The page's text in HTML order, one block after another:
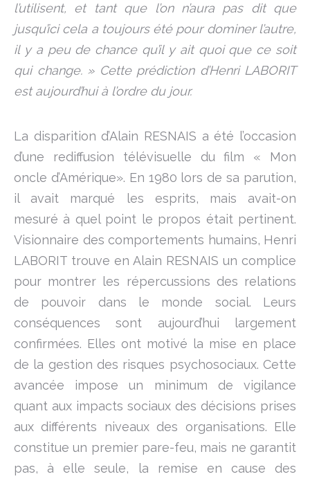
l’utilisent, et tant que l’on n’aura pas dit que
jusqu’ici cela a toujours été pour dominer l’autre,
il y a peu de chance qu’il y ait quoi que ce soit
qui change. » Cette prédiction d’Henri LABORIT
est aujourd’hui à l’ordre du jour.
La disparition d’Alain RESNAIS a été l’occasion
d’une rediffusion télévisuelle du film « Mon
oncle d’Amérique». En 1980 lors de sa parution,
il avait marqué les esprits, mais avait-on
mesuré à quel point le propos était pertinent.
Visionnaire des comportements humains, Henri
LABORIT trouve en Alain RESNAIS un complice
pour montrer les répercussions des relations
de pouvoir dans le monde social. Leurs
conséquences sont aujourd’hui largement
confirmées. Elles ont motivé la mise en place
de la gestion des risques psychosociaux. Cette
avancée impose un minimum de vigilance
quant aux impacts sociaux des décisions prises
aux différents niveaux des organisations. Elle
constitue un premier pare-feu, mais ne garantit
pas, à elle seule, la remise en cause des